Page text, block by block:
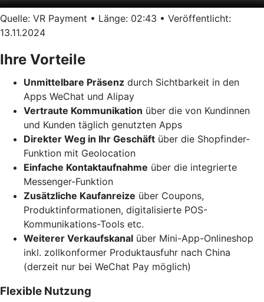
Quelle: VR Payment • Länge: 02:43 • Veröffentlicht:
13.11.2024
Ihre Vorteile
Unmittelbare Präsenz durch Sichtbarkeit in den
Apps WeChat und Alipay
Vertraute Kommunikation über die von Kundinnen
und Kunden täglich genutzten Apps
Direkter Weg in Ihr Geschäft über die Shopfinder-
Funktion mit Geolocation
Einfache Kontaktaufnahme über die integrierte
Messenger-Funktion
Zusätzliche Kaufanreize über Coupons,
Produktinformationen, digitalisierte POS-
Kommunikations-Tools etc.
Weiterer Verkaufskanal über Mini-App-Onlineshop
inkl. zollkonformer Produktausfuhr nach China
(derzeit nur bei WeChat Pay möglich)
Flexible Nutzung